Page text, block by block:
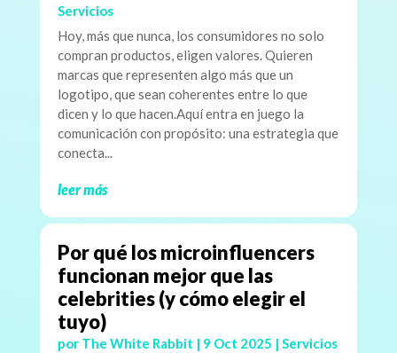
Servicios
Hoy, más que nunca, los consumidores no solo
compran productos, eligen valores. Quieren
marcas que representen algo más que un
logotipo, que sean coherentes entre lo que
dicen y lo que hacen.Aquí entra en juego la
comunicación con propósito: una estrategia que
conecta...
leer más
Por qué los microinfluencers
funcionan mejor que las
celebrities (y cómo elegir el
tuyo)
por The White Rabbit | 9 Oct 2025 | Servicios